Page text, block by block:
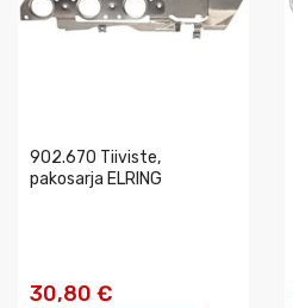
902.670 Tiiviste,
pakosarja ELRING
30,80 €